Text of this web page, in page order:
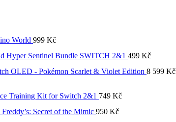
World 999 Kč
Hyper Sentinel Bundle SWITCH 2&1 499 Kč
OLED - Pokémon Scarlet & Violet Edition 8 599 Kč
Training Kit for Switch 2&1 749 Kč
Secret of the Mimic 950 Kč